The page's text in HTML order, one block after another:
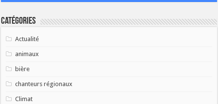
Catégories
Actualité
animaux
bière
chanteurs régionaux
Climat